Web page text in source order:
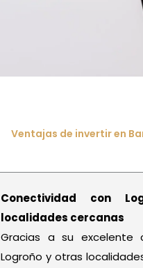
Ventajas de invertir en
Conectividad con
localidades cercanas
Gracias a su excelente
Logroño y otras